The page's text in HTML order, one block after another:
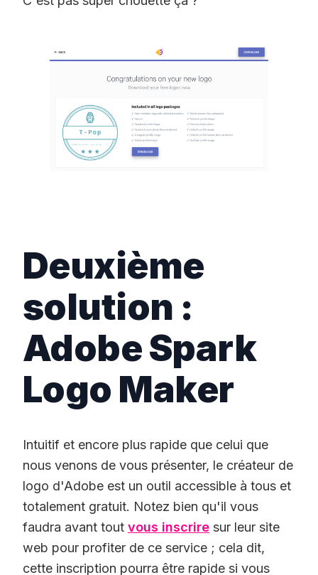
Deuxième
solution :
Adobe Spark
Logo Maker
Intuitif et encore plus rapide que celui que
nous venons de vous présenter, le créateur de
logo d'Adobe est un outil accessible à tous et
totalement gratuit. Notez bien qu'il vous
faudra avant tout vous inscrire sur leur site
web pour profiter de ce service ; cela dit,
cette inscription pourra être rapide si vous